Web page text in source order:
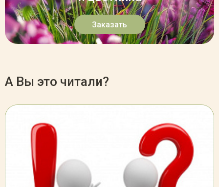
Заказать
А Вы это читали?